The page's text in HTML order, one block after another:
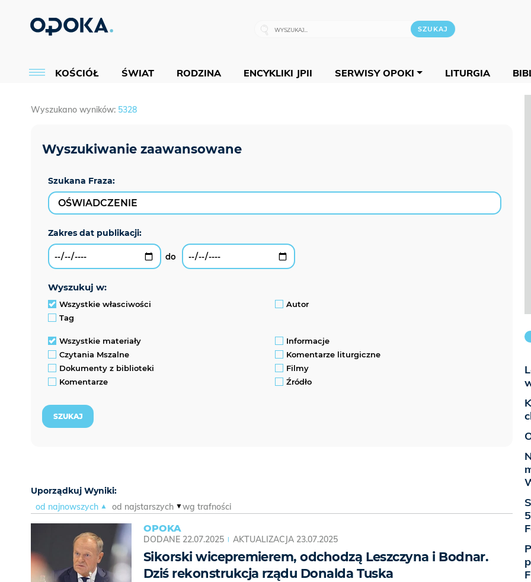
KOŚCIÓŁ ŚWIAT RODZINA ENCYKLIKI JPII SERWISY OPOKI LITURGIA
Wyszukano wyników: 5328
Szukana Fraza:
wyszukuj w:
Wszystkie własciwości
Autor
Tag
Wszystkie materiały
Informacje
Czytania Mszalne
Komentarze liturgiczne
Dokumenty z biblioteki
Filmy
Komentarze
Źródło
Uporządkuj Wyniki:
od najnowszych
od najstarszych wg trafności
OPOKA
DODANE 22.07.2025 AKTUALIZACJA 23.07.2025
Sikorski wicepremierem, odchodzą Leszczyna i Bodnar.
Dziś rekonstrukcja rządu Donalda Tuska